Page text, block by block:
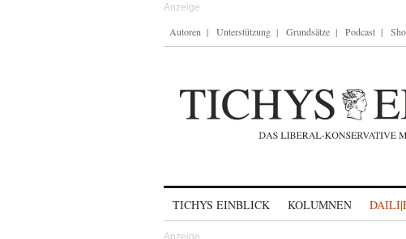
Autoren Unterstützung Grundsätze Podcast
TICHYS EINBLICK KOLUMNEN